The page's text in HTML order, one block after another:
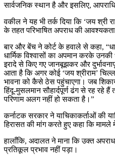
सार्वजनिक स्थान है और इसलिए,
वकील ने यह भी तर्क दिया कि ‘जय श्री
के तहत परिभाषित अपराध की आवश्यकता
बार और बेंच ने कोर्ट के हवाले से कहा,
धार्मिक विश्वासों का अपमान करके
इरादे से किए गए जानबूझकर और
आता है कि अगर कोई ‘जय श्रीराम’
भावना को कैसे ठेस पहुंचाएगा। जब
हिंदू-मुसलमान सौहार्दपूर्ण ढंग से रह रहे
परिणाम अलग नहीं हो सकता है।”
कर्नाटक सरकार ने याचिकाकर्ताओं की
हिरासत की मांग करते हुए कहा कि
हालाँकि, अदालत ने माना कि उक्त
प्रतिकूल प्रभाव नहीं पड़ा।